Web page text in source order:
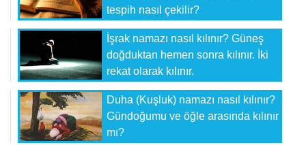
tespih nasıl çekilir?
İşrak namazı nasıl kılınır? Güneş
doğduktan hemen sonra kılınır. İki
rekat olarak kılınır.
Duha (Kuşluk) namazı nasıl kılınır?
Gündoğumu ve öğle arasında kılınır
mı?